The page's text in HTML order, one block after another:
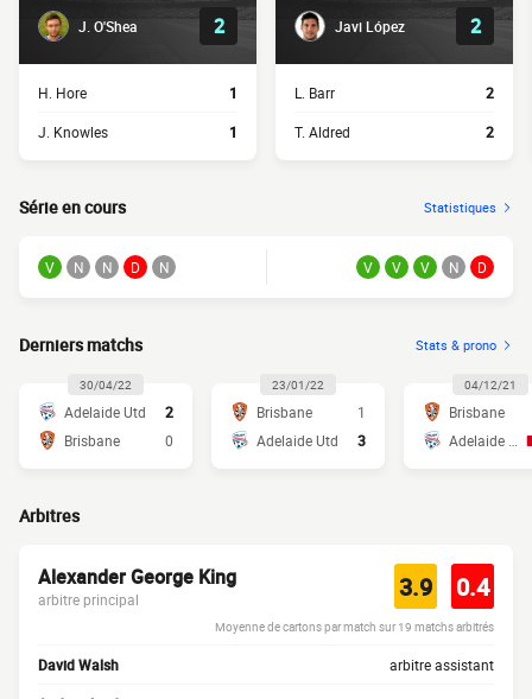
J. O'Shea 2
H. Hore 1
J. Knowles 1
Javi López 2
L. Barr 2
T. Aldred 2
Série en cours Statistiques
V N N D N V V V N D
Derniers matchs Stats & prono
30/04/22
Adelaide Utd
2
Brisbane
0
23/01/22
Brisbane
1
Adelaide Utd
3
04/12/21
Brisbane
Arbitres
Alexander George King
arbitre principal 3.9 0.4
Moyenne de cartons par match sur 19 matchs arbitrés
David Walsh arbitre assistant